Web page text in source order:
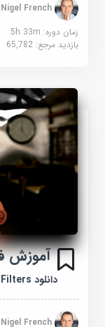
Nigel French
زمان دوره: 5h 33m
بازدید مرجع:65,782
آموزش
دانلود Photoshop for Designers: Filters
Nigel French